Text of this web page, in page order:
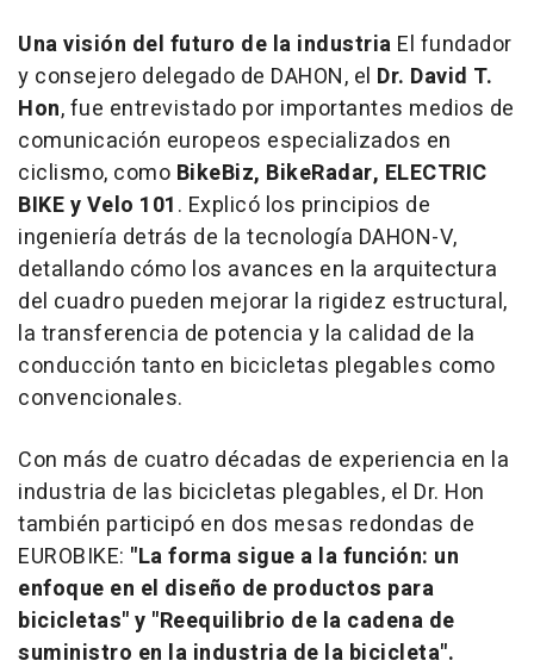
Una visión del futuro de la industria El fundador
y consejero delegado de DAHON, el Dr. David T.
Hon, fue entrevistado por importantes medios de
comunicación europeos especializados en
ciclismo, como BikeBiz, BikeRadar, ELECTRIC
BIKE y Velo 101. Explicó los principios de
ingeniería detrás de la tecnología DAHON-V,
detallando cómo los avances en la arquitectura
del cuadro pueden mejorar la rigidez estructural,
la transferencia de potencia y la calidad de la
conducción tanto en bicicletas plegables como
convencionales.
Con más de cuatro décadas de experiencia en la
industria de las bicicletas plegables, el Dr. Hon
también participó en dos mesas redondas de
EUROBIKE: "La forma sigue a la función: un
enfoque en el diseño de productos para
bicicletas" y "Reequilibrio de la cadena de
suministro en la industria de la bicicleta".